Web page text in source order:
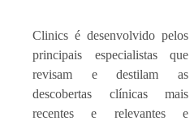
Clinics é desenvolvido pelos
principais especialistas que
revisam e destilam as
descobertas clínicas mais
recentes e relevantes e